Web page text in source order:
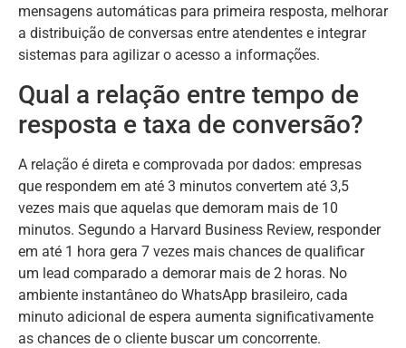
mensagens automáticas para primeira resposta, melhorar
a distribuição de conversas entre atendentes e integrar
sistemas para agilizar o acesso a informações.
Qual a relação entre tempo de
resposta e taxa de conversão?
A relação é direta e comprovada por dados: empresas
que respondem em até 3 minutos convertem até 3,5
vezes mais que aquelas que demoram mais de 10
minutos. Segundo a Harvard Business Review, responder
em até 1 hora gera 7 vezes mais chances de qualificar
um lead comparado a demorar mais de 2 horas. No
ambiente instantâneo do WhatsApp brasileiro, cada
minuto adicional de espera aumenta significativamente
as chances de o cliente buscar um concorrente.